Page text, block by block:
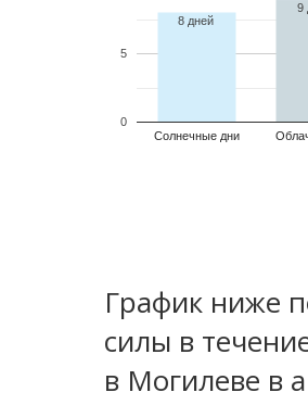
Солнечные дни
0
5
8 дней
9
График ниже
силы в
в Могилеве в